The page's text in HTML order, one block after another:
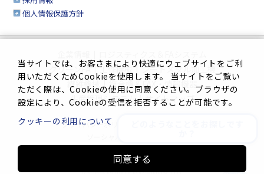
個人情報保護方針
クリーンFA | 工作機械 | シートメタル加工機
繊維機械 | 複合機＆FAX・情報機器
生産管理システム | サイトマップ
プライバシーポリシー
Innovation. Mark the turning point.
当サイトでは、お客さまにより快適にウェブサイトをご利
用いただくためCookieを使用します。 当サイトをご覧い
ただく際は、Cookieの使用に同意ください。ブラウザの
設定により、Cookieの受信を拒否することが可能です。
クッキーの利用について
同意する